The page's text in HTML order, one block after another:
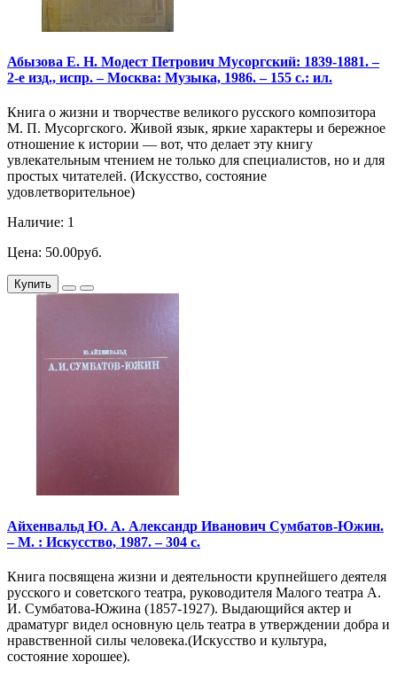
Абызова Е. Н. Модест Петрович Мусоргский: 1839-1881. –
2-е изд., испр. – Москва: Музыка, 1986. – 155 с.: ил.
Книга о жизни и творчестве великого русского композитора
М. П. Мусоргского. Живой язык, яркие характеры и бережное
отношение к истории — вот, что делает эту книгу
увлекательным чтением не только для специалистов, но и для
простых читателей. (Искусство, состояние
удовлетворительное)
Наличие: 1
Цена: 50.00руб.
Купить
Айхенвальд Ю. А. Александр Иванович Сумбатов-Южин.
– М. : Искусство, 1987. – 304 с.
Книга посвящена жизни и деятельности крупнейшего деятеля
русского и советского театра, руководителя Малого театра А.
И. Сумбатова-Южина (1857-1927). Выдающийся актер и
драматург видел основную цель театра в утверждении добра и
нравственной силы человека.(Искусство и культура,
состояние хорошее).